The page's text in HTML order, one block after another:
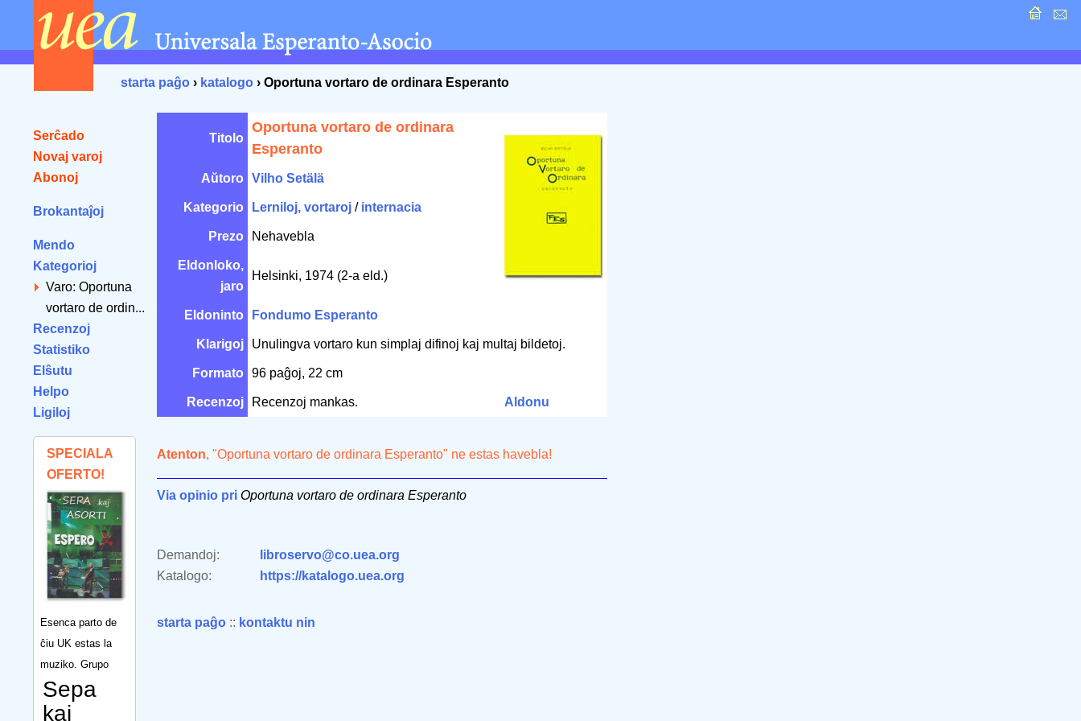
starta paĝo › katalogo › Oportuna vortaro de ordinara Esperanto
Serĉado
Novaj varoj
Abonoj
Brokantaĵoj
Mendo
Kategorioj
Varo: Oportuna
vortaro de ordin...
Recenzoj
Statistiko
Elŝutu
Helpo
Ligiloj
SPECIALA
OFERTO!
Esenca parto de
ĉiu UK estas la
muziko. Grupo
Sepa
kaj
Titolo
Oportuna vortaro de ordinara
Esperanto
Aŭtoro Vilho Setälä
Kategorio Lerniloj, vortaroj / internacia
Prezo Nehavebla
Eldonloko,
jaro
Helsinki, 1974 (2-a eld.)
Eldoninto Fondumo Esperanto
Klarigoj Unulingva vortaro kun simplaj difinoj kaj multaj bildetoj.
Formato 96 paĝoj, 22 cm
Recenzoj Recenzoj mankas. Aldonu
Atenton, "Oportuna vortaro de ordinara Esperanto" ne estas havebla!
Via opinio pri Oportuna vortaro de ordinara Esperanto
Demandoj:
libroservo@co.uea.org
Katalogo:
https://katalogo.uea.org
starta paĝo :: kontaktu nin